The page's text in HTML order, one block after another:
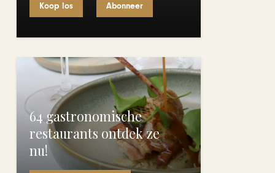
Koop los Abonneer
64 gastronomische
restaurants ontdek ze
nu!